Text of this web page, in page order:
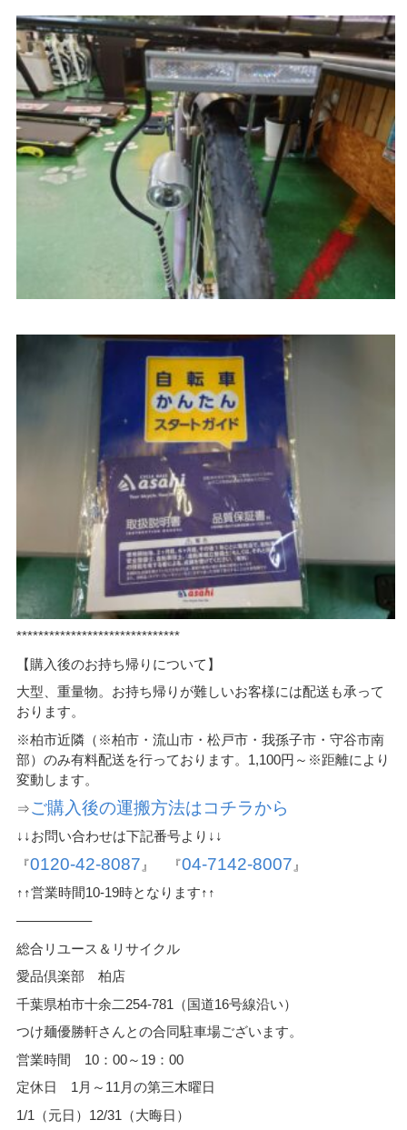
******************************
【購入後のお持ち帰りについて】
大型、重量物。お持ち帰りが難しいお客様には配送も承って
おります。
※柏市近隣（※柏市・流山市・松戸市・我孫子市・守谷市南
部）のみ有料配送を行っております。1,100円～※距離により
変動します。
⇒ご購入後の運搬方法はコチラから
↓↓お問い合わせは下記番号より↓↓
『0120-42-8087 』 『04-7142-8007 』
↑↑営業時間10-19時となります↑↑
—————–
総合リユース＆リサイクル
愛品倶楽部 柏店
千葉県柏市十余二254-781（国道16号線沿い）
つけ麺優勝軒さんとの合同駐車場ございます。
営業時間 10：00～19：00
定休日 1月～11月の第三木曜日
1/1（元日）12/31（大晦日）